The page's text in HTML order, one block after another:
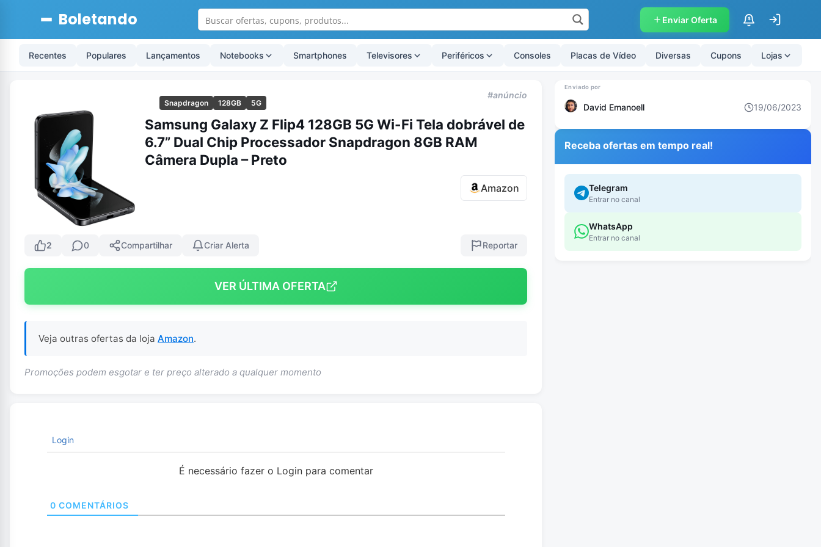
Boletando Enviar Oferta $
Recentes Populares Lançamentos Notebooks Smartphones Televisores Periféricos Consoles Placas de Vídeo Diversas Cupons Lojas
Snapdragon 128GB 5G
#anúncio
Samsung Galaxy Z Flip4 128GB 5G Wi-Fi Tela dobrável de
6.7” Dual Chip Processador Snapdragon 8GB RAM
Câmera Dupla – Preto
Amazon
2 0 Compartilhar Criar Alerta Reportar
VER ÚLTIMA OFERTA
Veja outras ofertas da loja Amazon.
Promoções podem esgotar e ter preço alterado a qualquer momento
Login
É necessário fazer o Login para comentar
0 COMENTÁRIOS
David Emanoell 19/06/2023
Receba ofertas em tempo real!
Telegram
Entrar no canal
WhatsApp
Entrar no canal